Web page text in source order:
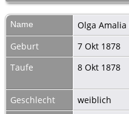
Name Olga Amalia
Geburt
7 Okt 1878
Taufe
8 Okt 1878
Geschlecht
weiblich